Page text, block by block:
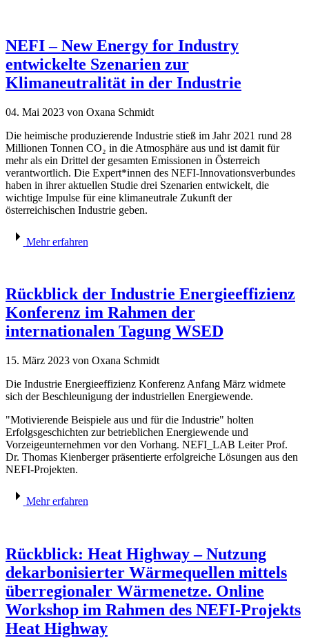
NEFI – New Energy for Industry
entwickelte Szenarien zur
Klimaneutralität in der Industrie
04. Mai 2023 von Oxana Schmidt
Die heimische produzierende Industrie stieß im Jahr 2021 rund 28
Millionen Tonnen CO₂ in die Atmosphäre aus und ist damit für
mehr als ein Drittel der gesamten Emissionen in Österreich
verantwortlich. Die Expert*innen des NEFI-Innovationsverbundes
haben in ihrer aktuellen Studie drei Szenarien entwickelt, die
wichtige Impulse für eine klimaneutrale Zukunft der
österreichischen Industrie geben.
Mehr erfahren
Rückblick der Industrie Energieeffizienz
Konferenz im Rahmen der
internationalen Tagung WSED
15. März 2023 von Oxana Schmidt
Die Industrie Energieeffizienz Konferenz Anfang März widmete
sich der Beschleunigung der industriellen Energiewende.
"Motivierende Beispiele aus und für die Industrie" holten
Erfolgsgeschichten zur betrieblichen Energiewende und
Vorzeigeunternehmen vor den Vorhang. NEFI_LAB Leiter Prof.
Dr. Thomas Kienberger präsentierte erfolgreiche Lösungen aus den
NEFI-Projekten.
Mehr erfahren
Rückblick: Heat Highway – Nutzung
dekarbonisierter Wärmequellen mittels
überregionaler Wärmenetze. Online
Workshop im Rahmen des NEFI-Projekts
Heat Highway